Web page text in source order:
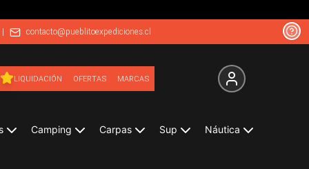
contacto@pueblitoexpediciones.cl
LIQUIDACIÓN OFERTAS MARCAS
Camping Carpas Sup Náutica